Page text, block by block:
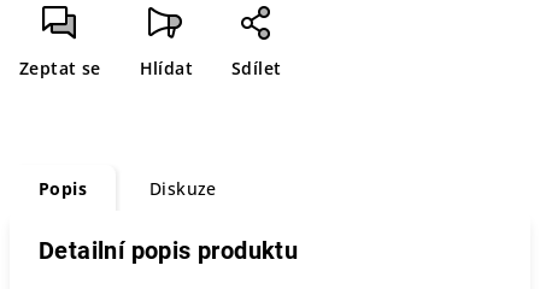
Zeptat se Hlídat Sdílet
Popis Diskuze
Detailní popis produktu